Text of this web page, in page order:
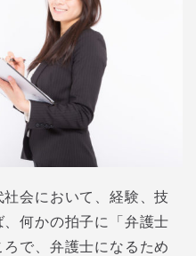
会において、経験、技
何かの拍子に「弁護士
で、弁護士になるため